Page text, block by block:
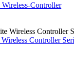
Wireless-Controller
Controller